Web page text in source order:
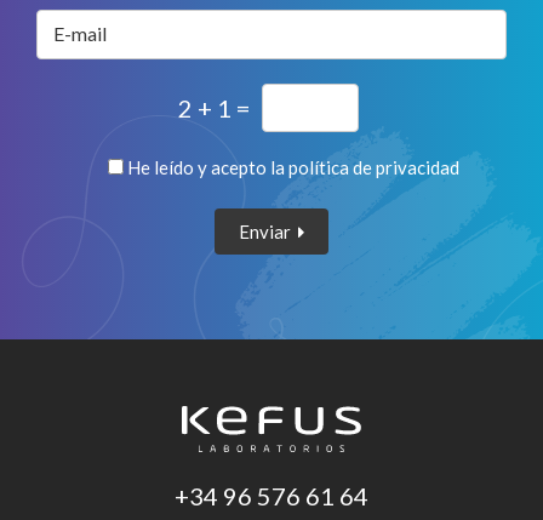
E-mail
2 + 1 =
He leído y acepto la política de privacidad
Enviar
+34 96 576 61 64